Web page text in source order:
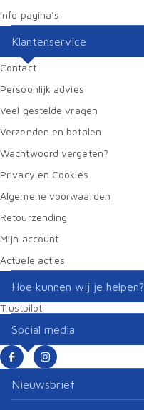
Info pagina’s
Klantenservice
Contact
Persoonlijk advies
Veel gestelde vragen
Verzenden en betalen
Wachtwoord vergeten?
Privacy en Cookies
Algemene voorwaarden
Retourzending
Mijn account
Actuele acties
Hoe kunnen wij je helpen?
Trustpilot
Social media
Nieuwsbrief